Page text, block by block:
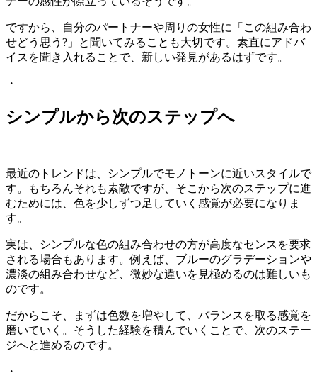
ですから、自分のパートナーや周りの女性に「この組み合わ
せどう思う?」と聞いてみることも大切です。素直にアドバ
イスを聞き入れることで、新しい発見があるはずです。
・
シンプルから次のステップへ
最近のトレンドは、シンプルでモノトーンに近いスタイルで
す。もちろんそれも素敵ですが、そこから次のステップに進
むためには、色を少しずつ足していく感覚が必要になりま
す。
実は、シンプルな色の組み合わせの方が高度なセンスを要求
される場合もあります。例えば、ブルーのグラデーションや
濃淡の組み合わせなど、微妙な違いを見極めるのは難しいも
のです。
だからこそ、まずは色数を増やして、バランスを取る感覚を
磨いていく。そうした経験を積んでいくことで、次のステー
ジへと進めるのです。